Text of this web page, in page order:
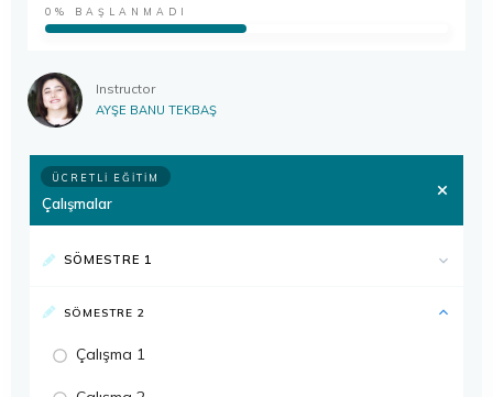
0% BAŞLANMADI
Instructor
AYŞE BANU TEKBAŞ
ÜCRETLI EĞITIM
Çalışmalar
SÖMESTRE 1
SÖMESTRE 2
Çalışma 1